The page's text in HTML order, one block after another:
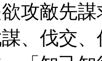
攻敵先
、伐交